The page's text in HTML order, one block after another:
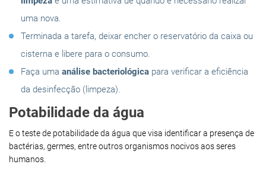
uma nova.
Terminada a tarefa, deixar encher o reservatório da caixa ou
cisterna e libere para o consumo.
Faça uma análise bacteriológica para verificar a eficiência
da desinfecção (limpeza).
Potabilidade da água
E o teste de potabilidade da água que visa identificar a presença de
bactérias, germes, entre outros organismos nocivos aos seres
humanos.